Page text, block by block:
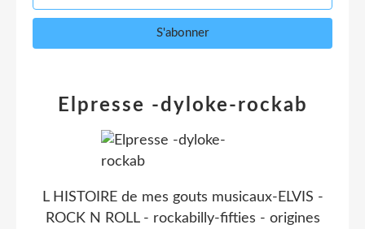
Elpresse -dyloke-rockab
L HISTOIRE de mes gouts musicaux-ELVIS -
ROCK N ROLL - rockabilly-fifties - origines